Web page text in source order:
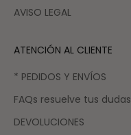
AVISO LEGAL
ATENCIÓN AL CLIENTE
* PEDIDOS Y ENVÍOS
FAQs resuelve tus dudas
DEVOLUCIONES